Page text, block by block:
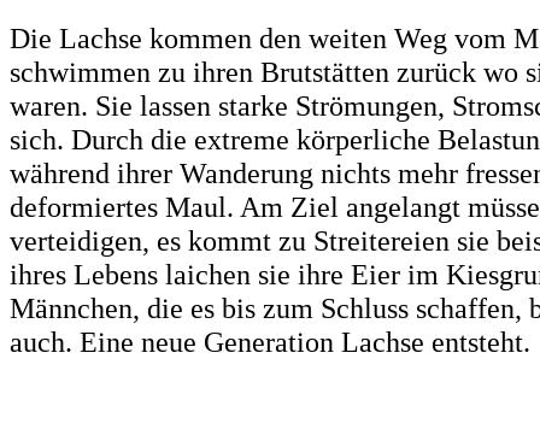
Die Lachse kommen den weiten Weg vom
schwimmen zu ihren Brutstätten zurück wo
waren. Sie lassen starke Strömungen,
sich. Durch die extreme körperliche
während ihrer Wanderung nichts mehr
deformiertes Maul. Am Ziel angelangt
verteidigen, es kommt zu Streitereien sie
ihres Lebens laichen sie ihre Eier im
Männchen, die es bis zum Schluss schaffen,
auch. Eine neue Generation Lachse entsteht.